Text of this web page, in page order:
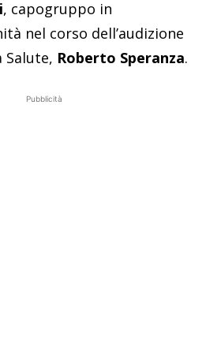
, capogruppo in
nel corso dell’audizione
Roberto Speranza.
Pubblicità